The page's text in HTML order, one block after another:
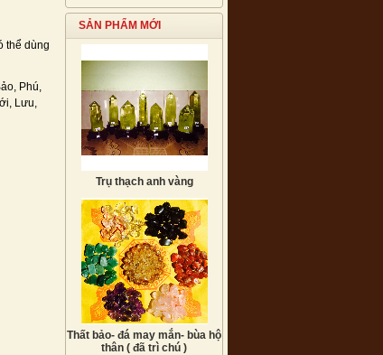
thể dùng
Phú,
Lưu,
SẢN PHẨM MỚI
Trụ thạch anh vàng
Thất bảo- đá may mắn- bùa hộ
thân ( đã trì chú )